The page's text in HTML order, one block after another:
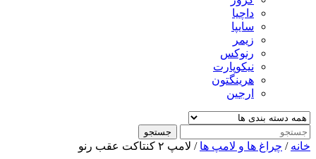
داچیا
سایپا
زیمر
رنوکس
نیکوپارت
هرینگتون
ارجین
جستجو
خانه / چراغ ها و لامپ ها / لامپ ۲ کنتاکت عقب رنو